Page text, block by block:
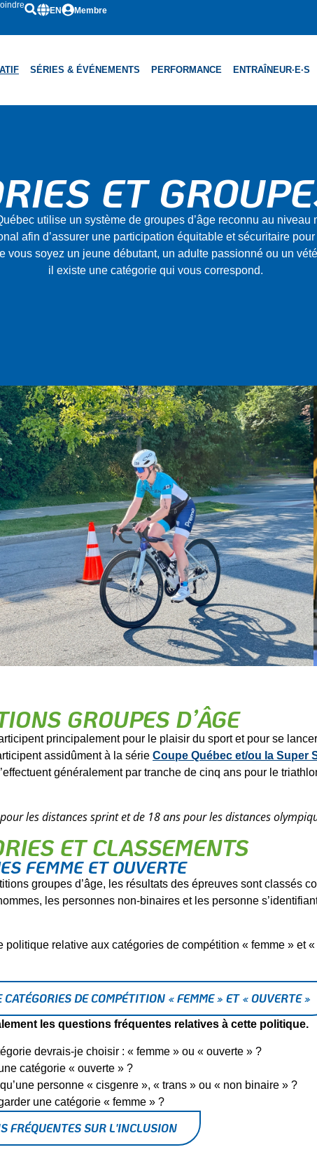
EN Membre
SÉRIES & ÉVÉNEMENTS PERFORMANCE ENTRAÎNEUR·E·S
ET
utilise un système de groupes d’âge reconnu au niveau
afin d’assurer une participation équitable et sécuritaire
vous soyez un jeune débutant, un adulte passionné ou un
il existe une catégorie qui vous correspond.
GROUPES D’ÂGE
principalement pour le plaisir du sport et pour se
assidûment à la série Coupe Québec et/ou la Super
généralement par tranche de cinq ans pour le
les distances sprint et de 18 ans pour les distances
ET CLASSEMENTS
FEMME ET OUVERTE
groupes d’âge, les résultats des épreuves sont classés
les personnes non-binaires et les personne
politique relative aux catégories de compétition « femme » et
CATÉGORIES DE COMPÉTITION « FEMME » ET « OUVERTE »
les questions fréquentes relatives à cette politique.
devrais-je choisir : « femme » ou « ouverte » ?
catégorie « ouverte » ?
personne « cisgenre », « trans » ou « non binaire » ?
une catégorie « femme » ?
FRÉQUENTES SUR L'INCLUSION